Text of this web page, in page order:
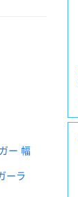
ー 幅
ーラ